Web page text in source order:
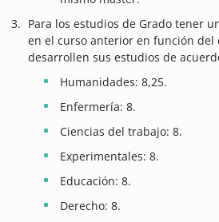
Para los estudios de Grado tener
en el curso anterior en función del
desarrollen sus estudios de
Humanidades: 8,25.
Enfermería: 8.
Ciencias del trabajo: 8.
Experimentales: 8.
Educación: 8.
Derecho: 8.